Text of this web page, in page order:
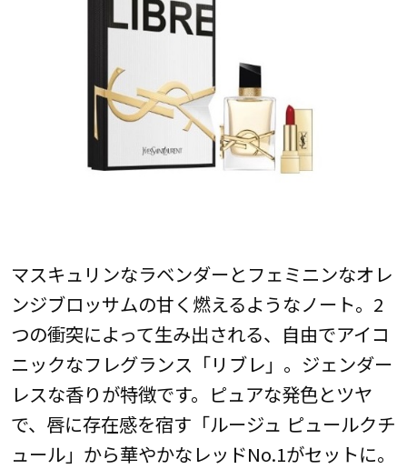
マスキュリンなラベンダーとフェミニンなオレ
ンジブロッサムの甘く燃えるようなノート。2
つの衝突によって生み出される、自由でアイコ
ニックなフレグランス「リブレ」。ジェンダー
レスな香りが特徴です。ピュアな発色とツヤ
で、唇に存在感を宿す「ルージュ ピュールクチ
ュール」から華やかなレッドNo.1がセットに。